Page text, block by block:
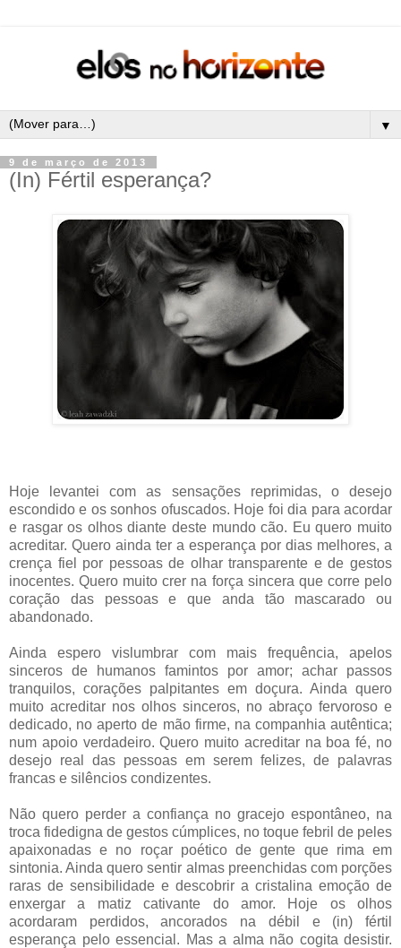
▼
9 de março de 2013
(In) Fértil esperança?
Hoje levantei com as sensações reprimidas, o desejo
escondido e os sonhos ofuscados. Hoje foi dia para acordar
e rasgar os olhos diante deste mundo cão. Eu quero muito
acreditar. Quero ainda ter a esperança por dias melhores, a
crença fiel por pessoas de olhar transparente e de gestos
inocentes. Quero muito crer na força sincera que corre pelo
coração das pessoas e que anda tão mascarado ou
abandonado.
Ainda espero vislumbrar com mais frequência, apelos
sinceros de humanos famintos por amor; achar passos
tranquilos, corações palpitantes em doçura. Ainda quero
muito acreditar nos olhos sinceros, no abraço fervoroso e
dedicado, no aperto de mão firme, na companhia autêntica;
num apoio verdadeiro. Quero muito acreditar na boa fé, no
desejo real das pessoas em serem felizes, de palavras
francas e silêncios condizentes.
Não quero perder a confiança no gracejo espontâneo, na
troca fidedigna de gestos cúmplices, no toque febril de peles
apaixonadas e no roçar poético de gente que rima em
sintonia. Ainda quero sentir almas preenchidas com porções
raras de sensibilidade e descobrir a cristalina emoção de
enxergar a matiz cativante do amor. Hoje os olhos
acordaram perdidos, ancorados na débil e (in) fértil
esperança pelo essencial. Mas a alma não cogita desistir.